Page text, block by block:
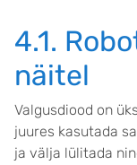
4.1.
näitel
Valgusdiood on
juures kasutada
ja välja lülitada